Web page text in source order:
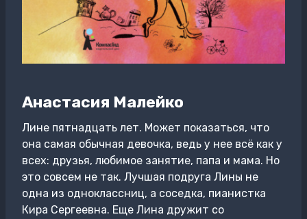
Анастасия Малейко
Лине пятнадцать лет. Может показаться, что
она самая обычная девочка, ведь у нее всё как у
всех: друзья, любимое занятие, папа и мама. Но
это совсем не так. Лучшая подруга Лины не
одна из одноклассниц, а соседка, пианистка
Кира Сергеевна. Еще Лина дружит со